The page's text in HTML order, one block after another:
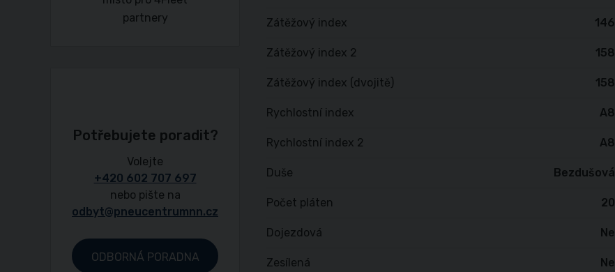
Zátěžový index 146
Zátěžový index 2 158
Zátěžový index (dvojitě) 158
Rychlostní index A8
Rychlostní index 2 A8
Duše Bezdušová
Počet pláten 20
Dojezdová Ne
Zesílená Ne
Potřebujete poradit?
Volejte
+420 602 707 697
nebo pište na
odbyt@pneucentrumnn.cz
ODBORNÁ PORADNA